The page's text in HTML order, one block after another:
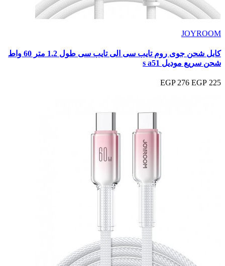
JOYROOM
كابل شحن جوى روم تايب سى الى تايب سى طول 1.2 متر 60 واط
شحن سريع موديل s a51
225 EGP
276 EGP